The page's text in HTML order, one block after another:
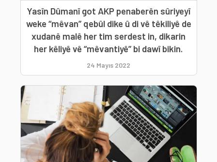
Yasîn Dûmanî got AKP penaberên sûriyeyî
weke “mêvan” qebûl dike û di vê têkiliyê de
xudanê malê her tim serdest in, dikarin
her kêliyê vê “mêvantiyê” bi dawî bikin.
24 Mayıs 2022